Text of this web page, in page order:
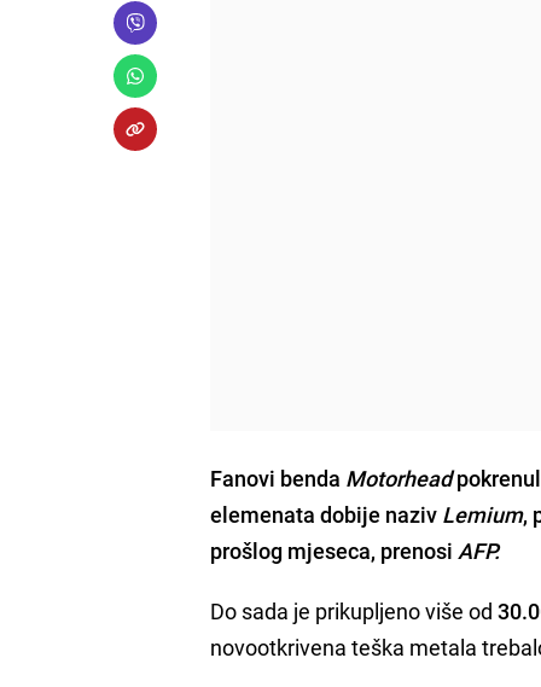
Fanovi benda Motorhead
elemenata dobije naziv Lemium,
prošlog mjeseca, prenosi AFP.
Do sada je prikupljeno više od
novootkrivena teška metala